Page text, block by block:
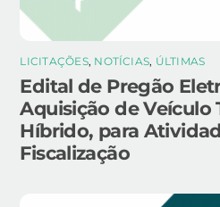
LICITAÇÕES, NOTÍCIAS, ÚLTIMAS
Edital de Pregão
Aquisição de Veículo
Híbrido, para
Fiscalização